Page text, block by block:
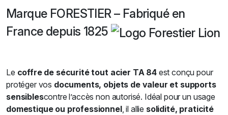
Marque FORESTIER – Fabriqué en
France depuis 1825
Le coffre de sécurité tout acier TA 84est conçu pour
protéger vos documents, objets de valeur et supports
sensiblescontre l’accès non autorisé. Idéal pour un usage
domestique ou professionnel, il allie solidité, praticité